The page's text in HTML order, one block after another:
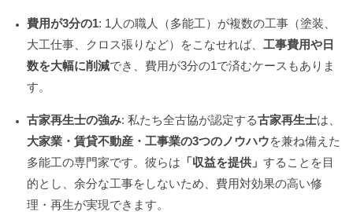
費用が3分の1: 1人の職人（多能工）が複数の工事（塗装、
大工仕事、クロス張りなど）をこなせれば、 工事費用や日
数を大幅に削減でき、費用が3分の1で済むケースもありま
す。
古家再生士の強み: 私たち全古協が認定する古家再生士は、
大家業・賃貸不動産・工事業の3つのノウハウを兼ね備えた
多能工の専門家です。彼らは 「収益を提供」 することを目
的とし、余分な工事をしないため、費用対効果の高い修
理・再生が実現できます。